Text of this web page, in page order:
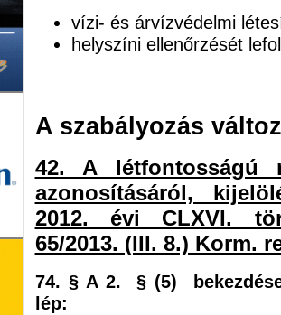
vízi- és árvízvédelmi
helyszíni ellenőrzését
A szabályozás
42. A létfontosságú
azonosításáról,
2012. évi CLXVI.
65/2013. (III. 8.) Korm.
74. § A 2. § (5)
lép: